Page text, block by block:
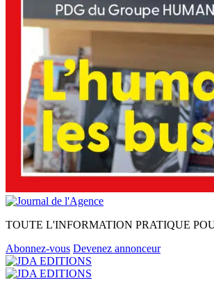
TOUTE L'INFORMATION PRATIQUE
Abonnez-vous Devenez annonceur